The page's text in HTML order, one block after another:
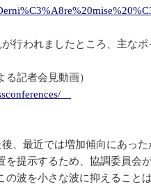
行われましたところ、主なポ
る記者会見動画）
、最近では増加傾向にあっ
を提示するため、協調委員
波を小さな波に抑えること